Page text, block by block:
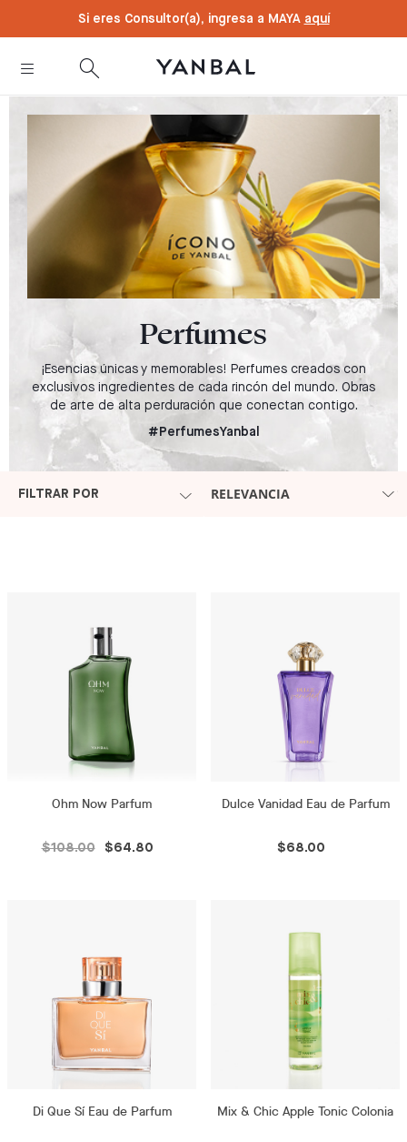
Si eres Consultor(a), ingresa a MAYA aquí
Perfumes
¡Esencias únicas y memorables! Perfumes creados con
exclusivos ingredientes de cada rincón del mundo. Obras
de arte de alta perduración que conectan contigo.
#PerfumesYanbal
FILTRAR POR RELEVANCIA
Ohm Now Parfum
$108.00 $64.80
Dulce Vanidad Eau de Parfum
$68.00
Di Que Sí Eau de Parfum Mix & Chic Apple Tonic Colonia